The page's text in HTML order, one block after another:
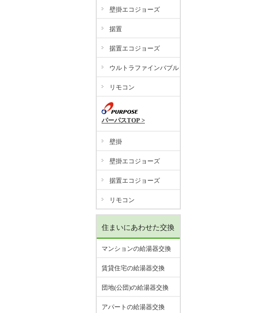
壁掛エコジョーズ
据置
据置エコジョーズ
ウルトラファインバブル
リモコン
パーパスTOP >
壁掛
壁掛エコジョーズ
据置エコジョーズ
リモコン
住まいにあわせた交換
マンションの給湯器交換
賃貸住宅の給湯器交換
団地(公団)の給湯器交換
アパートの給湯器交換